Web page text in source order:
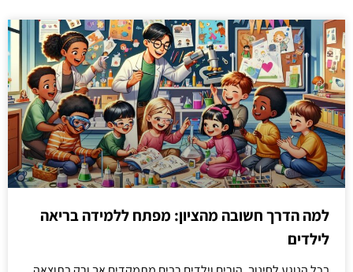
למה הדרך חשובה מהציון: מפתח ללמידה בריאה
לילדים